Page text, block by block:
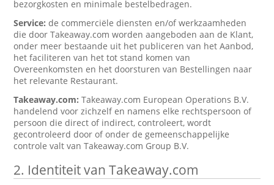
bezorgkosten en minimale bestelbedragen.
Service:de commerciële diensten en/of werkzaamheden
die door Takeaway.com worden aangeboden aan de Klant,
onder meer bestaande uit het publiceren van het Aanbod,
het faciliteren van het tot stand komen van
Overeenkomsten en het doorsturen van Bestellingen naar
het relevante Restaurant.
Takeaway.com:Takeaway.com European Operations B.V.
handelend voor zichzelf en namens elke rechtspersoon of
persoon die direct of indirect, controleert, wordt
gecontroleerd door of onder de gemeenschappelijke
controle valt van Takeaway.com Group B.V.
2. Identiteit van Takeaway.com